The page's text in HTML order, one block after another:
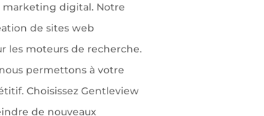
marketing digital. Notre
de sites web
les moteurs de recherche.
permettons à votre
Choisissez Gentleview
de nouveaux